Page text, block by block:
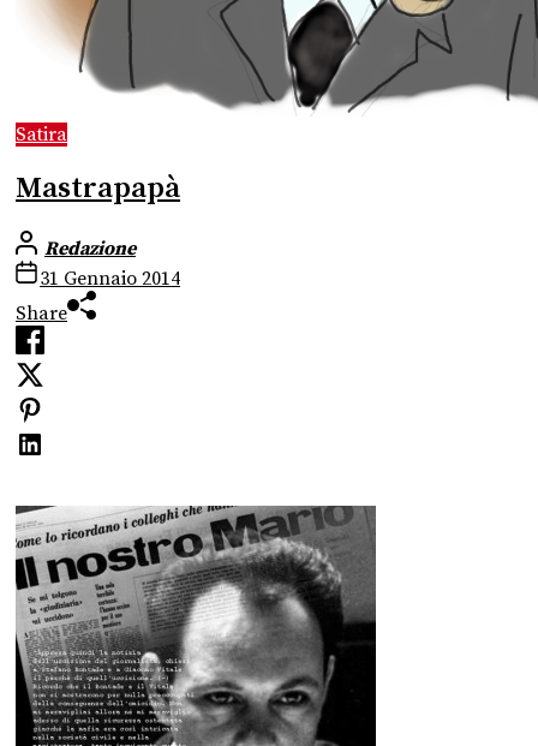
Satira
Mastrapapà
Redazione
31 Gennaio 2014
Share